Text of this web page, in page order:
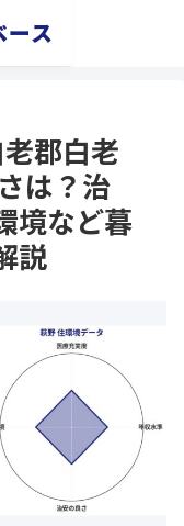
ース
老郡白老
は？治
境など暮
説